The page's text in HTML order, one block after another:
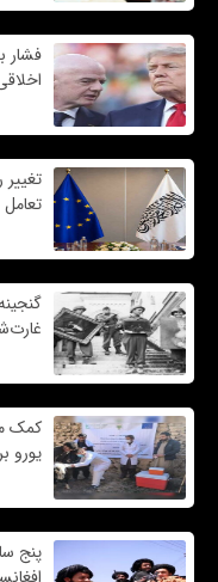
فشار
تغییر
یورو
پنج